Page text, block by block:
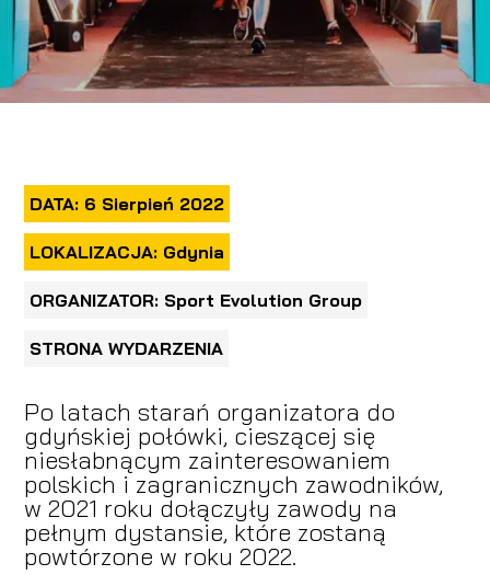
DATA: 6 Sierpień 2022
LOKALIZACJA: Gdynia
ORGANIZATOR: Sport Evolution Group
STRONA WYDARZENIA
Po latach starań organizatora do
gdyńskiej połówki, cieszącej się
niesłabnącym zainteresowaniem
polskich i zagranicznych zawodników,
w 2021 roku dołączyły zawody na
pełnym dystansie, które zostaną
powtórzone w roku 2022.